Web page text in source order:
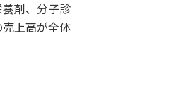
剤、分子診
上高が全体